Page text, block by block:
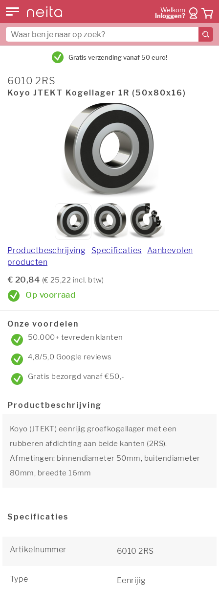
Welkom
Inloggen?
Gratis verzending vanaf 50 euro!
6010 2RS
Koyo JTEKT Kogellager 1R (50x80x16)
Productbeschrijving Specificaties
Aanbevolen
producten
€ 20,84 (€ 25,22 incl. btw)
Op voorraad
Onze voordelen
50.000+ tevreden klanten
4,8/5,0 Google reviews
Gratis bezorgd vanaf €50,-
Productbeschrijving
Koyo (JTEKT) eenrijig groefkogellager met een
rubberen afdichting aan beide kanten (2RS).
Afmetingen: binnendiameter 50mm, buitendiameter
80mm, breedte 16mm
Specificaties
Artikelnummer 6010 2RS
Type
Eenrijig